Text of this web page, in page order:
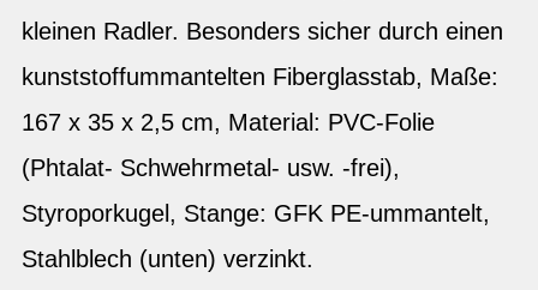
kleinen Radler. Besonders sicher durch einen
kunststoffummantelten Fiberglasstab, Maße:
167 x 35 x 2,5 cm, Material: PVC-Folie
(Phtalat- Schwehrmetal- usw. -frei),
Styroporkugel, Stange: GFK PE-ummantelt,
Stahlblech (unten) verzinkt.